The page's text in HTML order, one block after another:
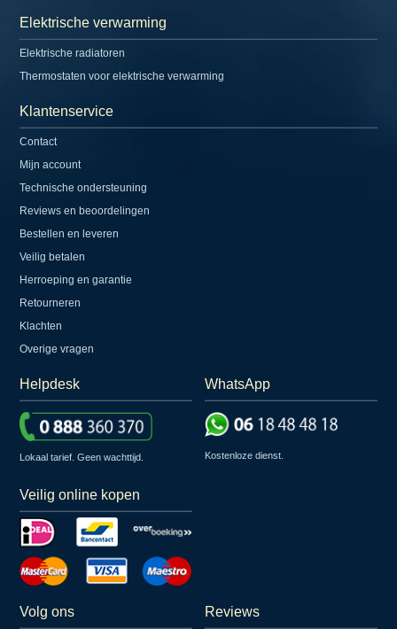
Elektrische verwarming
Elektrische radiatoren
Thermostaten voor elektrische verwarming
Klantenservice
Contact
Mijn account
Technische ondersteuning
Reviews en beoordelingen
Bestellen en leveren
Veilig betalen
Herroeping en garantie
Retourneren
Klachten
Overige vragen
Helpdesk
Lokaal tarief. Geen wachttijd.
WhatsApp
Kostenloze dienst.
Veilig online kopen
Volg ons Reviews